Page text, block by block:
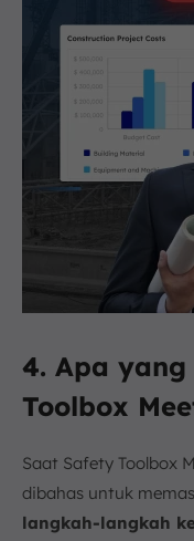
4. Apa
Toolbox
Saat Safety Toolbox
dibahas untuk
langkah-langkah